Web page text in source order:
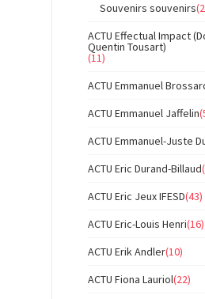
Souvenirs souvenirs
ACTU Effectual Impact
Quentin Tousart)
(11)
ACTU Emmanuel
ACTU Emmanuel Jaffelin
ACTU Emmanuel-Juste
ACTU Eric Durand-Billaud
ACTU Eric Jeux IFESD(43)
ACTU Eric-Louis Henri(16)
ACTU Erik Andler(10)
ACTU Fiona Lauriol(22)